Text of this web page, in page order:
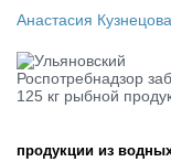
Анастасия Кузнецова
продукции из